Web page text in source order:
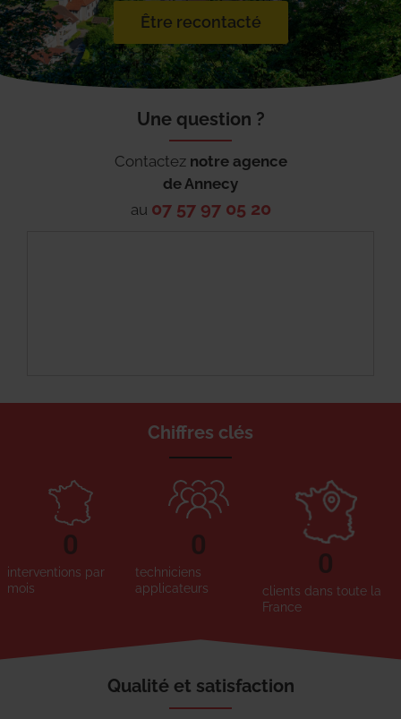
Être recontacté
Une question ?
Contactez notre agence
deAnnecy
au 07 57 97 05 20
Chiffres clés
interventions par
mois
0
techniciens
applicateurs
0
clients dans toute la
France
0
Qualité et satisfaction